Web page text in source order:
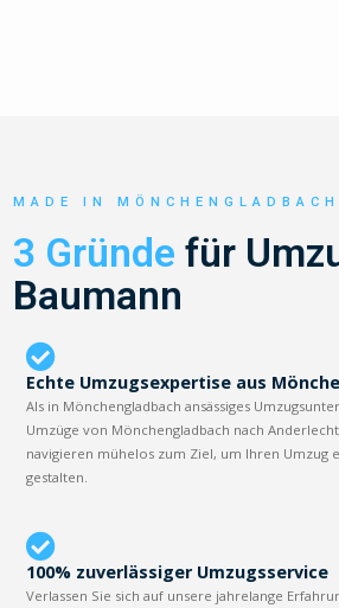
MADE IN MÖNCHENGLADBACH
3 Gründe für
Baumann
Echte Umzugsexpertise aus
Als in Mönchengladbach ansässiges
Umzüge von Mönchengladbach nach
navigieren mühelos zum Ziel, um Ihren Umzug
gestalten.
100% zuverlässiger Umzugsservice
Verlassen Sie sich auf unsere jahrelange